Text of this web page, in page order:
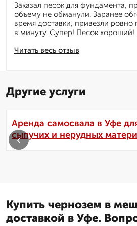
Читать весь отзыв
Заказал песок для фундамента,
объему не обманули. Заранее
время доставки, привезли
в минуту. Супер! Песок хороший!
Другие услуги
Аренда самосвала в Уфе
сыпучих и нерудных
‹
Купить чернозем в
доставкой в Уфе.